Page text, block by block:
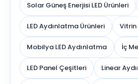
Solar Güneş Enerjisi LED Ürünleri
LED Aydınlatma Ürünleri Vitrin
Mobilya LED Aydınlatma İç
LED Panel Çeşitleri Linear